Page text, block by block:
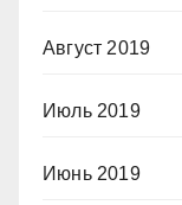
Август 2019
Июль 2019
Июнь 2019